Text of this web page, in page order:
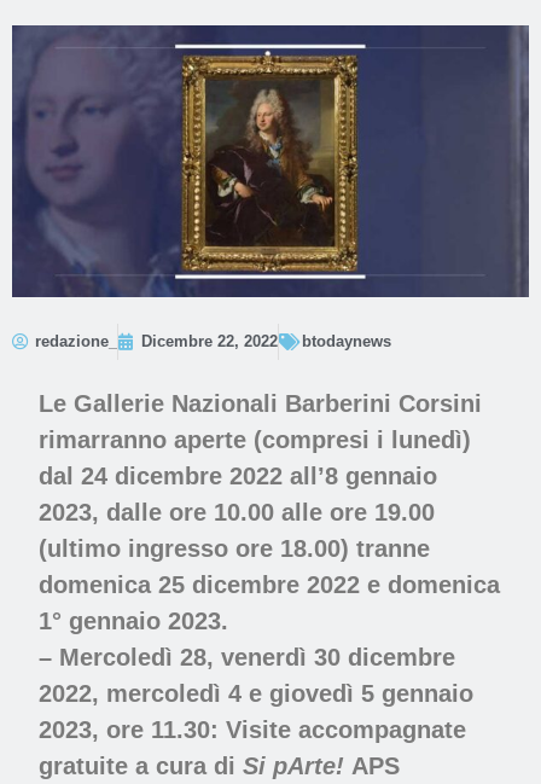
redazione_ Dicembre 22, 2022 btodaynews
Le Gallerie Nazionali Barberini Corsini
rimarranno aperte (compresi i lunedì)
dal 24 dicembre 2022 all’8 gennaio
2023, dalle ore 10.00 alle ore 19.00
(ultimo ingresso ore 18.00) tranne
domenica 25 dicembre 2022 e domenica
1° gennaio 2023.
– Mercoledì 28, venerdì 30 dicembre
2022, mercoledì 4 e giovedì 5 gennaio
2023, ore 11.30: Visite accompagnate
gratuite a cura di Si pArte! APS